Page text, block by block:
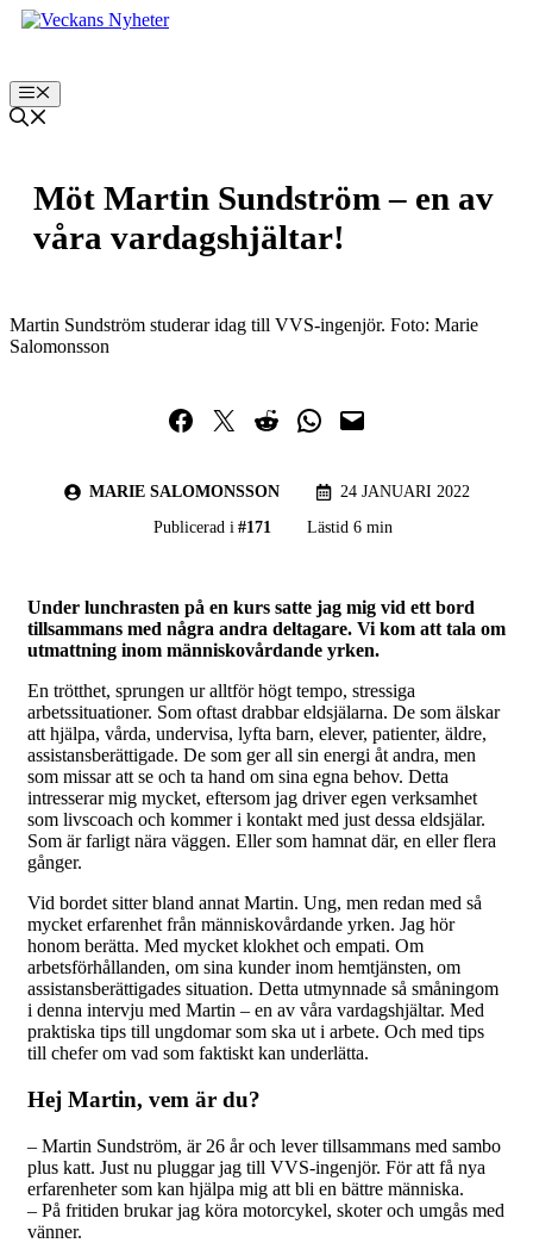
Hoppa
Meny
Möt Martin Sundström – en av
våra vardagshjältar!
Martin Sundström studerar idag till VVS-ingenjör. Foto: Marie
Salomonsson
Dela på Facebook
Dela på TwitterDela på RedditDela i WhatsApp
Maila en länk
MARIE SALOMONSSON
24 JANUARI 2022
Publicerad i #171 Lästid 6 min
Under lunchrasten på en kurs satte jag mig vid ett bord
tillsammans med några andra deltagare. Vi kom att tala om
utmattning inom människovårdande yrken.
En trötthet, sprungen ur alltför högt tempo, stressiga
arbetssituationer. Som oftast drabbar eldsjälarna. De som älskar
att hjälpa, vårda, undervisa, lyfta barn, elever, patienter, äldre,
assistansberättigade. De som ger all sin energi åt andra, men
som missar att se och ta hand om sina egna behov. Detta
intresserar mig mycket, eftersom jag driver egen verksamhet
som livscoach och kommer i kontakt med just dessa eldsjälar.
Som är farligt nära väggen. Eller som hamnat där, en eller flera
gånger.
Vid bordet sitter bland annat Martin. Ung, men redan med så
mycket erfarenhet från människovårdande yrken. Jag hör
honom berätta. Med mycket klokhet och empati. Om
arbetsförhållanden, om sina kunder inom hemtjänsten, om
assistansberättigades situation. Detta utmynnade så småningom
i denna intervju med Martin – en av våra vardagshjältar. Med
praktiska tips till ungdomar som ska ut i arbete. Och med tips
till chefer om vad som faktiskt kan underlätta.
Hej Martin, vem är du?
– Martin Sundström, är 26 år och lever tillsammans med sambo
plus katt. Just nu pluggar jag till VVS-ingenjör. För att få nya
erfarenheter som kan hjälpa mig att bli en bättre människa.
– På fritiden brukar jag köra motorcykel, skoter och umgås med
vänner.